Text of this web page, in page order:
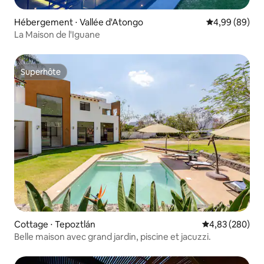
Hébergement ⋅ Vallée d'Atongo Évaluation
4,99 (89)
La Maison de l'Iguane
Superhôte
Superhôte
Cottage ⋅ Tepoztlán Évaluation
4,83 (280)
Belle maison avec grand jardin, piscine et jacuzzi.